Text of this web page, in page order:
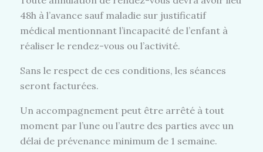
48h à l’avance sauf maladie sur justificatif
médical mentionnant l’incapacité de l’enfant à
réaliser le rendez-vous ou l’activité.
Sans le respect de ces conditions, les séances
seront facturées.
Un accompagnement peut être arrêté à tout
moment par l’une ou l’autre des parties avec un
délai de prévenance minimum de 1 semaine.